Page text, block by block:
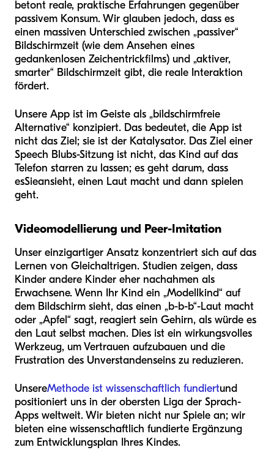
betont reale, praktische Erfahrungen gegenüber
passivem Konsum. Wir glauben jedoch, dass es
einen massiven Unterschied zwischen „passiver“
Bildschirmzeit (wie dem Ansehen eines
gedankenlosen Zeichentrickfilms) und „aktiver,
smarter“ Bildschirmzeit gibt, die reale Interaktion
fördert.
Unsere App ist im Geiste als „bildschirmfreie
Alternative“ konzipiert. Das bedeutet, die App ist
nicht das Ziel; sie ist der Katalysator. Das Ziel einer
Speech Blubs-Sitzung ist nicht, das Kind auf das
Telefon starren zu lassen; es geht darum, dass
esSieansieht, einen Laut macht und dann spielen
geht.
Videomodellierung und Peer-Imitation
Unser einzigartiger Ansatz konzentriert sich auf das
Lernen von Gleichaltrigen. Studien zeigen, dass
Kinder andere Kinder eher nachahmen als
Erwachsene. Wenn Ihr Kind ein „Modellkind“ auf
dem Bildschirm sieht, das einen „b-b-b“-Laut macht
oder „Apfel“ sagt, reagiert sein Gehirn, als würde es
den Laut selbst machen. Dies ist ein wirkungsvolles
Werkzeug, um Vertrauen aufzubauen und die
Frustration des Unverstandenseins zu reduzieren.
UnsereMethode ist wissenschaftlich fundiertund
positioniert uns in der obersten Liga der Sprach-
Apps weltweit. Wir bieten nicht nur Spiele an; wir
bieten eine wissenschaftlich fundierte Ergänzung
zum Entwicklungsplan Ihres Kindes.